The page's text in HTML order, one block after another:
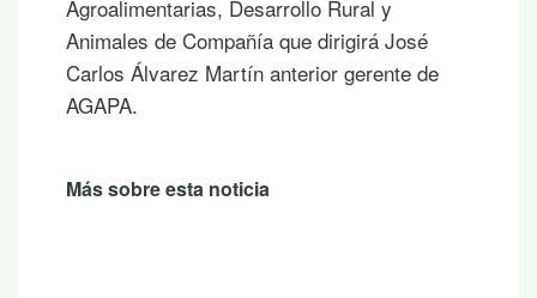
Agroalimentarias, Desarrollo Rural y
Animales de Compañía que dirigirá José
Carlos Álvarez Martín anterior gerente de
AGAPA.
Más sobre esta noticia